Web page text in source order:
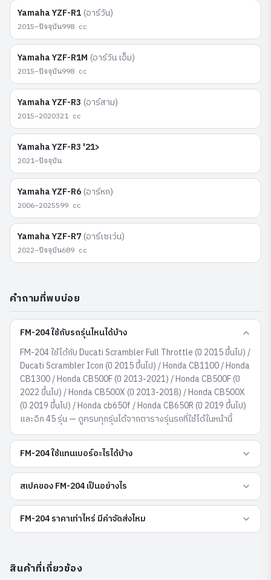
YamahaYZF-R1 (อาร์วัน)
2015–ปัจจุบัน998 cc
YamahaYZF-R1M (อาร์วัน เอ็ม)
2015–ปัจจุบัน998 cc
YamahaYZF-R3 (อาร์สาม)
2015–2020321 cc
YamahaYZF-R3 '21>
2021–ปัจจุบัน
YamahaYZF-R6 (อาร์หก)
2006–2025599 cc
YamahaYZF-R7 (อาร์เซเว่น)
2022–ปัจจุบัน689 cc
คำถามที่พบบ่อย
FM-204 ใช้กับรถรุ่นไหนได้บ้าง
FM-204 ใช้ได้กับ Ducati Scrambler Full Throttle (ปี 2015 ขึ้นไป) /
Ducati Scrambler Icon (ปี 2015 ขึ้นไป) / Honda CB1100 / Honda
CB1300 / Honda CB500F (ปี 2013-2021) / Honda CB500F (ปี
2022 ขึ้นไป) / Honda CB500X (ปี 2013-2018) / Honda CB500X
(ปี 2019 ขึ้นไป) / Honda cb650f / Honda CB650R (ปี 2019 ขึ้นไป)
และอีก 45 รุ่น — ดูครบทุกรุ่นได้จากตารางรุ่นรถที่ใช้ได้ในหน้านี้
FM-204 ใช้แทนเบอร์อะไรได้บ้าง
สเปคของ FM-204 เป็นอย่างไร
FM-204 ราคาเท่าไหร่ มีค่าจัดส่งไหม
สินค้าที่เกี่ยวข้อง